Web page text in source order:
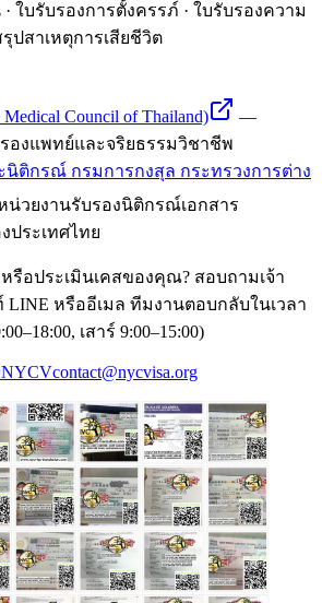
ใบรับรองการตั้งครรภ์ · ใบรับรองความ
ปสาเหตุการเสียชีวิต
Council of Thailand)
—
องแพทย์และจริยธรรมวิชาชีพ
ติกรณ์ กรมการกงสุล กระทรวงการต่าง
น่วยงานรับรองนิติกรณ์เอกสาร
งประเทศไทย
รือประเมินเคสของคุณ? สอบถามเจ้า
หรืออีเมล ทีมงานตอบกลับในเวลา
เสาร์ 9:00–15:00)
contact@nycvisa.org